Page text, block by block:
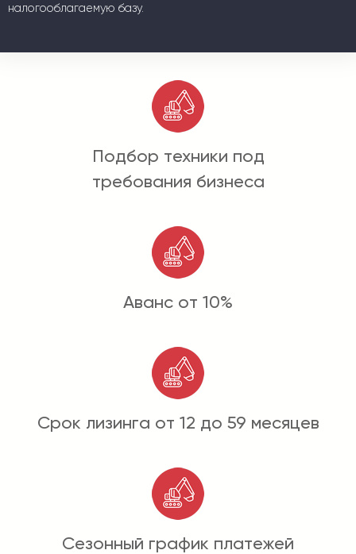
налогооблагаемую базу.
Подбор техники под
требования бизнеса
Аванс от 10%
Срок лизинга от 12 до 59 месяцев
Сезонный график платежей